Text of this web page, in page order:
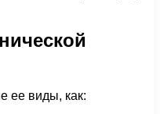
ее виды, как: